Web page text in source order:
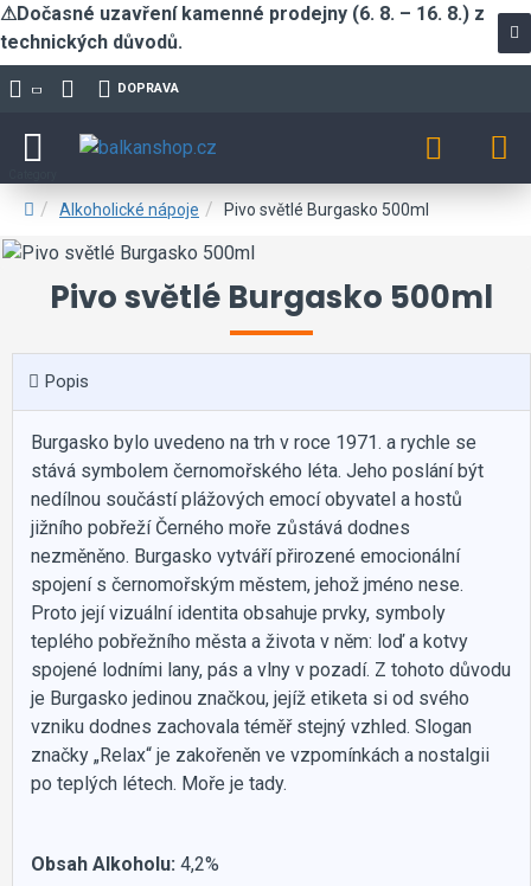
⚠Dočasné uzavření kamenné prodejny (6. 8. – 16. 8.) z
technických důvodů.
DOPRAVA
Alkoholické nápoje Pivo světlé Burgasko 500ml
Pivo světlé Burgasko 500ml
Popis
Burgasko bylo uvedeno na trh v roce 1971. a rychle se
stává symbolem černomořského léta. Jeho poslání být
nedílnou součástí plážových emocí obyvatel a hostů
jižního pobřeží Černého moře zůstává dodnes
nezměněno. Burgasko vytváří přirozené emocionální
spojení s černomořským městem, jehož jméno nese.
Proto její vizuální identita obsahuje prvky, symboly
teplého pobřežního města a života v něm: loď a kotvy
spojené lodními lany, pás a vlny v pozadí. Z tohoto důvodu
je Burgasko jedinou značkou, jejíž etiketa si od svého
vzniku dodnes zachovala téměř stejný vzhled. Slogan
značky „Relax“ je zakořeněn ve vzpomínkách a nostalgii
po teplých létech. Moře je tady.
Obsah Alkoholu: 4,2%